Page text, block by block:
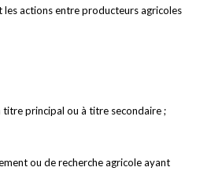
actions entre producteurs agricoles
principal ou à titre secondaire ;
ou de recherche agricole ayant